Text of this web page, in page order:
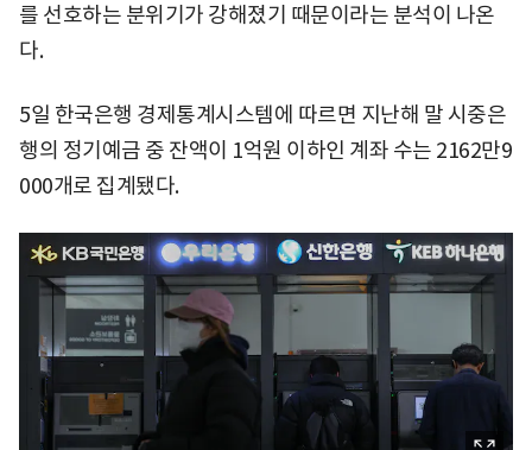
를 선호하는 분위기가 강해졌기 때문이라는 분석이 나온
다.
5일 한국은행 경제통계시스템에 따르면 지난해 말 시중은
행의 정기예금 중 잔액이 1억원 이하인 계좌 수는 2162만9
000개로 집계됐다.